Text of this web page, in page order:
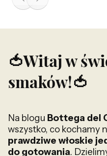
🍅Witaj w
smaków!🍅
Na blogu Bottega del
wszystko, co kochamy
prawdziwe włoskie
do gotowania.